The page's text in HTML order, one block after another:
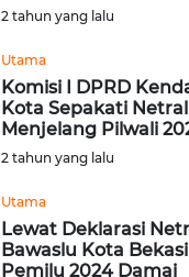
2 tahun yang lalu
Utama
Komisi I DPRD
Kota Sepakati
Menjelang Pilwali
2 tahun yang lalu
Utama
Lewat Deklarasi
Bawaslu Kota
Pemilu 2024 Damai